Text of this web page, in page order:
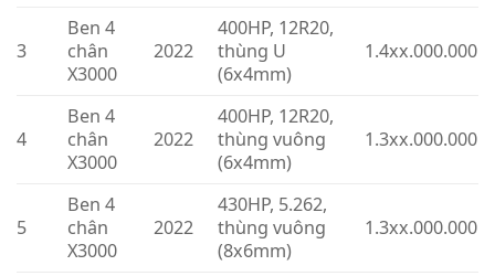
3
Ben 4
chân
X3000
2022
400HP, 12R20,
thùng U
(6x4mm)
1.4xx.000.000
4
Ben 4
chân
X3000
2022
400HP, 12R20,
thùng vuông
(6x4mm)
1.3xx.000.000
5
Ben 4
chân
X3000
2022
430HP, 5.262,
thùng vuông
(8x6mm)
1.3xx.000.000